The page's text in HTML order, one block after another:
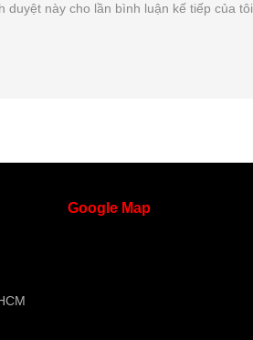
này cho lần bình luận kế tiếp của tôi.
Google Map